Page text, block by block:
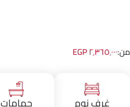
من:٢٬٣٦٥٬٠٠٠ EGP
غرف نوم حمامات